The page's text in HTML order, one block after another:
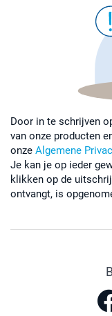
Door in te schrijven
van onze producten
onze Algemene
Je kan je op ieder
klikken op de
ontvangt, is